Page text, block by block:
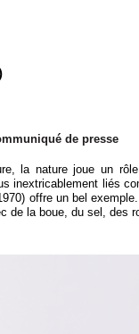
de presse
la nature joue un
inextricablement liés
offre un bel
de la boue, du sel, des